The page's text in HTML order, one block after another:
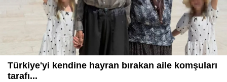
Türkiye'yi kendine hayran bırakan aile komşuları
tarafı...